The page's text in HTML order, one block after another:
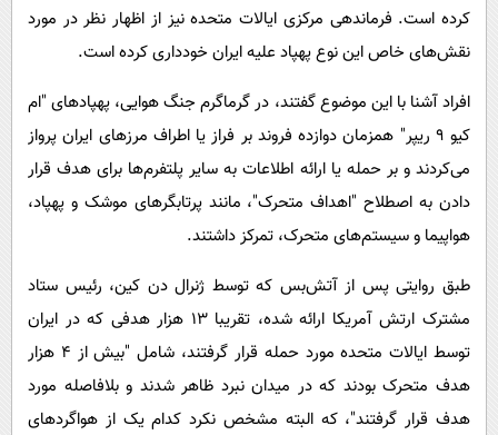
کرده است. فرماندهی مرکزی ایالات متحده نیز از اظهار نظر در مورد
نقش‌های خاص این نوع پهپاد علیه ایران خودداری کرده است.
افراد آشنا با این موضوع گفتند، در گرماگرم جنگ هوایی، پهپادهای "ام
کیو 9 ریپر" همزمان دوازده فروند بر فراز یا اطراف مرزهای ایران پرواز
می‌کردند و بر حمله یا ارائه اطلاعات به سایر پلتفرم‌ها برای هدف قرار
دادن به اصطلاح "اهداف متحرک"، مانند پرتابگرهای موشک و پهپاد،
هواپیما و سیستم‌های متحرک، تمرکز داشتند.
طبق روایتی پس از آتش‌بس که توسط ژنرال دن کین، رئیس ستاد
مشترک ارتش آمریکا ارائه شده، تقریبا 13 هزار هدفی که در ایران
توسط ایالات متحده مورد حمله قرار گرفتند، شامل "بیش از 4 هزار
هدف متحرک بودند که در میدان نبرد ظاهر شدند و بلافاصله مورد
هدف قرار گرفتند"، که البته مشخص نکرد کدام یک از هواگردهای